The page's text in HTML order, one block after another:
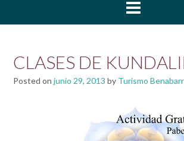
CLASES DE
Posted on junio 29, 2013 by Turismo